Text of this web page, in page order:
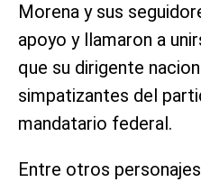
Morena y sus
apoyo y llamaron a
que su dirigente
simpatizantes del
mandatario federal.
Entre otros